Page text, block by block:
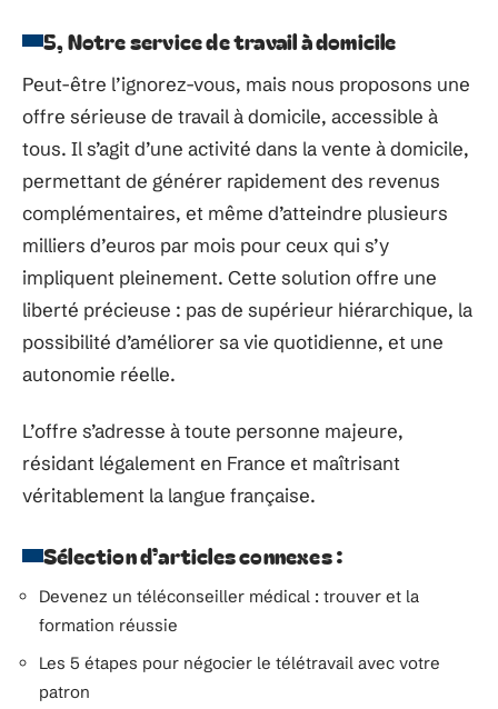
5, Notre service de travail à domicile
Peut-être l’ignorez-vous, mais nous proposons une
offre sérieuse de travail à domicile, accessible à
tous. Il s’agit d’une activité dans la vente à domicile,
permettant de générer rapidement des revenus
complémentaires, et même d’atteindre plusieurs
milliers d’euros par mois pour ceux qui s’y
impliquent pleinement. Cette solution offre une
liberté précieuse : pas de supérieur hiérarchique, la
possibilité d’améliorer sa vie quotidienne, et une
autonomie réelle.
L’offre s’adresse à toute personne majeure,
résidant légalement en France et maîtrisant
véritablement la langue française.
Sélection d’articles connexes :
Devenez un téléconseiller médical : trouver et la
formation réussie
Les 5 étapes pour négocier le télétravail avec votre
patron